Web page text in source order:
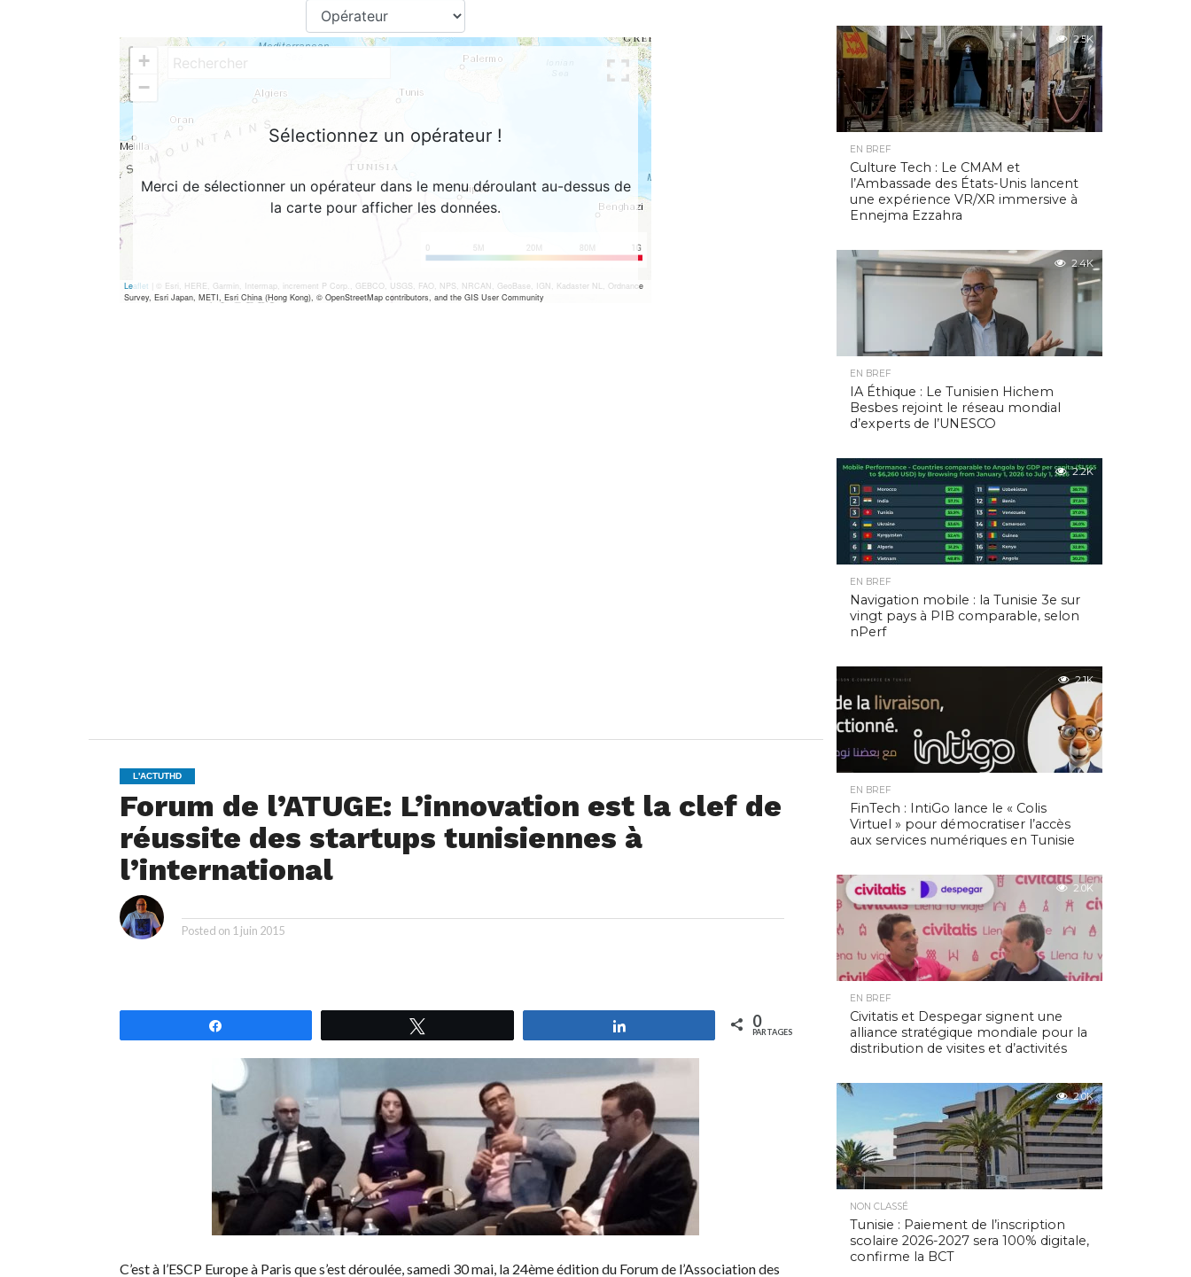
L'ACTUTHD
Forum de l’ATUGE: L’innovation est la clef de
réussite des startups tunisiennes à
l’international
Posted on 1 juin 2015
0
PARTAGES
C’est à l’ESCP Europe à Paris que s’est déroulée, samedi 30 mai, la 24ème édition du Forum de l’Association des
2.5K
EN BREF
Culture Tech : Le CMAM et
l’Ambassade des États-Unis lancent
une expérience VR/XR immersive à
Ennejma Ezzahra
2.4K
EN BREF
IA Éthique : Le Tunisien Hichem
Besbes rejoint le réseau mondial
d’experts de l’UNESCO
2.2K
EN BREF
Navigation mobile : la Tunisie 3e sur
vingt pays à PIB comparable, selon
nPerf
2.1K
EN BREF
FinTech : IntiGo lance le « Colis
Virtuel » pour démocratiser l’accès
aux services numériques en Tunisie
2.0K
EN BREF
Civitatis et Despegar signent une
alliance stratégique mondiale pour la
distribution de visites et d’activités
2.0K
NON CLASSÉ
Tunisie : Paiement de l’inscription
scolaire 2026-2027 sera 100% digitale,
confirme la BCT